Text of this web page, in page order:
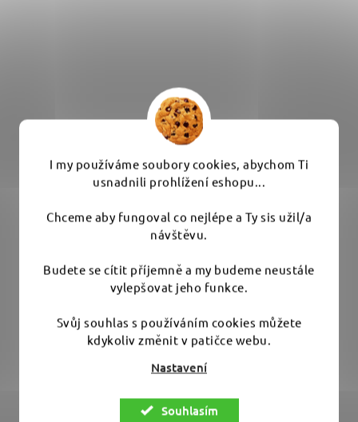
I my používáme soubory cookies, abychom Ti
usnadnili prohlížení eshopu...
Chceme aby fungoval co nejlépe a Ty sis užil/a
návštěvu.
Budete se cítit příjemně a my budeme neustále
vylepšovat jeho funkce.
Svůj souhlas s používáním cookies můžete
kdykoliv změnit v patičce webu.
Nastavení
Souhlasím
FLEX FS 140 Set – flexibilní hřídel pro PXE 80 10.8-
Na objednávku
Precizně zpracovaná mini leštička od německého
výrobce Flex Pouze pro FLEX PXE...